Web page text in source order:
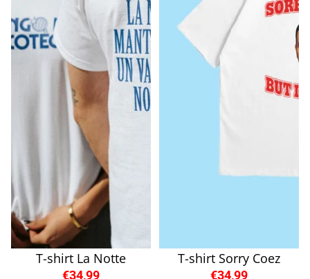
T-shirt La Notte
€34,99
T-shirt Sorry Coez
€34,99